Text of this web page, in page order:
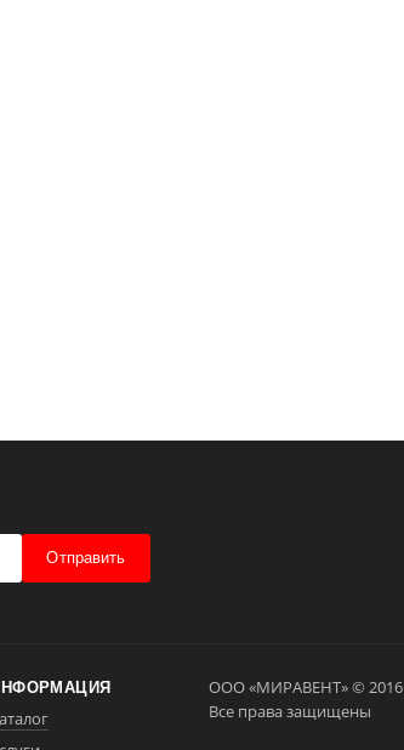
Отправить
ООО «МИРАВЕНТ» © 2016
Все права защищены